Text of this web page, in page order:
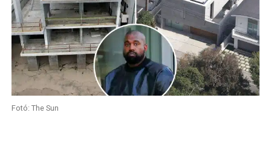
Fotó: The Sun